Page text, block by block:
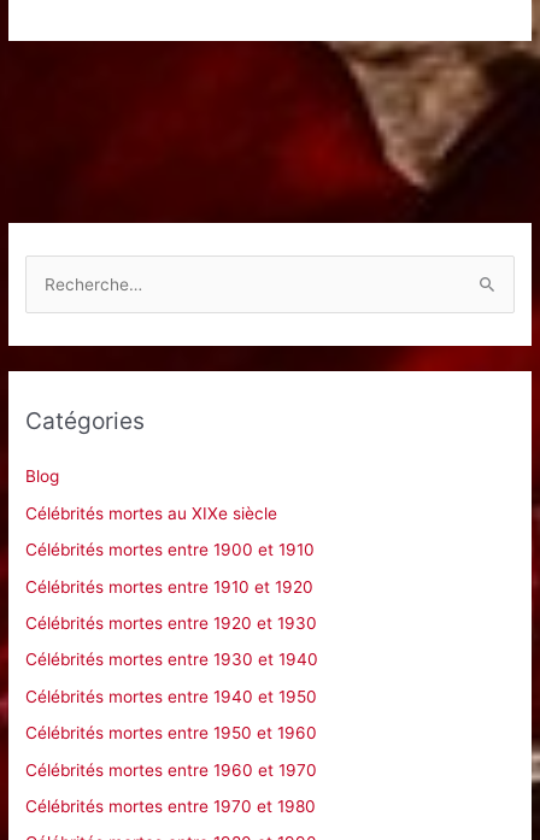
h
r
:
Catégories
Blog
Célébrités mortes au XIXe siècle
Célébrités mortes entre 1900 et 1910
Célébrités mortes entre 1910 et 1920
Célébrités mortes entre 1920 et 1930
Célébrités mortes entre 1930 et 1940
Célébrités mortes entre 1940 et 1950
Célébrités mortes entre 1950 et 1960
Célébrités mortes entre 1960 et 1970
Célébrités mortes entre 1970 et 1980